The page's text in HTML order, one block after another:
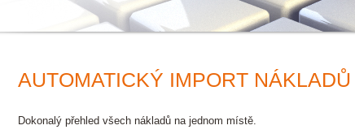
AUTOMATICKÝ IMPORT NÁKLADŮ
Dokonalý přehled všech nákladů na jednom místě.